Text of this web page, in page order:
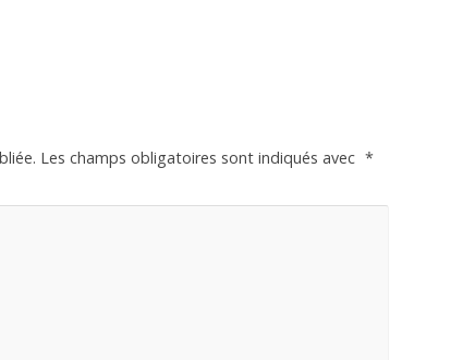
Les champs obligatoires sont indiqués avec *